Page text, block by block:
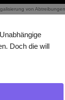
von
Doch die will